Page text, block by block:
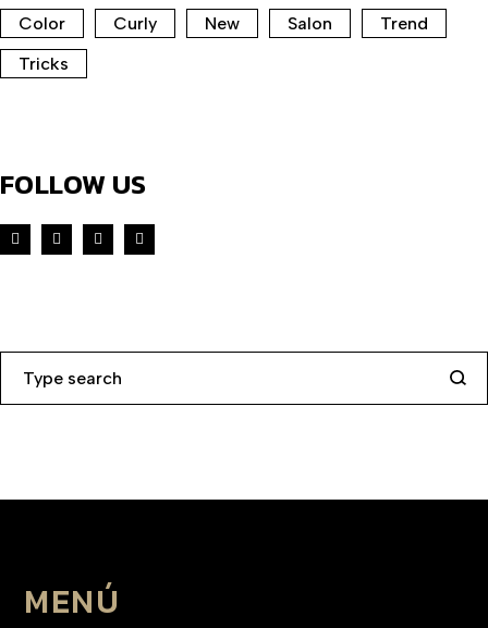
Color Curly New Salon
Trend
Tricks
FOLLOW US
MENÚ